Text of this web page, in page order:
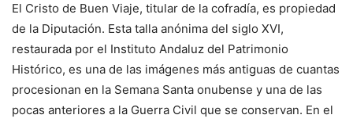
El Cristo de Buen Viaje, titular de la cofradía, es propiedad
de la Diputación. Esta talla anónima del siglo XVI,
restaurada por el Instituto Andaluz del Patrimonio
Histórico, es una de las imágenes más antiguas de cuantas
procesionan en la Semana Santa onubense y una de las
pocas anteriores a la Guerra Civil que se conservan. En el